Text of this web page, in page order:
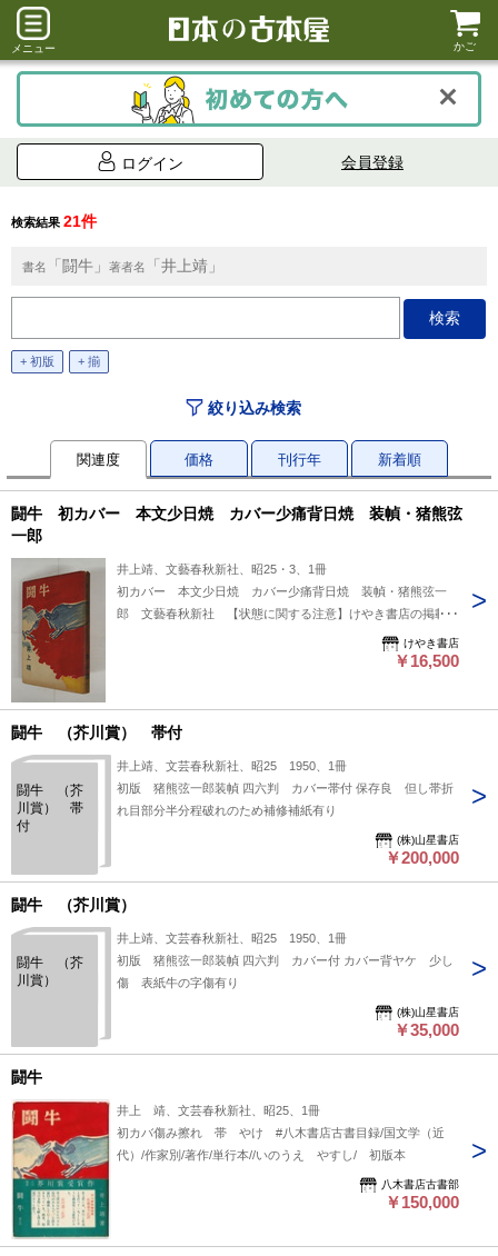
メニュー かご
ログイン 会員登録
検索結果 21件
書名 「闘牛」 著者名 「井上靖」
+ 初版 + 揃
絞り込み検索
関連度 価格 刊行年 新着順
闘牛 初カバー 本文少日焼 カバー少痛背日焼 装幀・猪熊弦
一郎
井上靖、文藝春秋新社、昭25・3、1冊
初カバー 本文少日焼 カバー少痛背日焼 装幀・猪熊弦一
郎 文藝春秋新社 【状態に関する注意】けやき書店の掲載品
は全て、状態に関わらず「中古品（並）」と表示されていま
す。「日本の古本屋」は６段階の「状態」表記が必須となりま
現は考慮にいれないで下さい。痛みなどの瑕疵につきまして
に問題なく良好とお考え下さい。:
けやき書店
￥16,500
闘牛 （芥川賞） 帯付
闘牛 （芥
川賞） 帯
付
井上靖、文芸春秋新社、昭25 1950、1冊
初版 猪熊弦一郎装幀 四六判 カバー帯付 保存良 但し帯折
れ目部分半分程破れのため補修補紙有り
(株)山星書店
￥200,000
闘牛 （芥川賞）
闘牛 （芥
川賞）
井上靖、文芸春秋新社、昭25 1950、1冊
初版 猪熊弦一郎装幀 四六判 カバー付 カバー背ヤケ 少し
傷 表紙牛の字傷有り
(株)山星書店
￥35,000
闘牛
井上 靖、文芸春秋新社、昭25、1冊
初カバ傷み擦れ 帯 やけ #八木書店古書目録/国文学（近
代）/作家別/著作/単行本//いのうえ やすし/ 初版本
八木書店古書部
￥150,000